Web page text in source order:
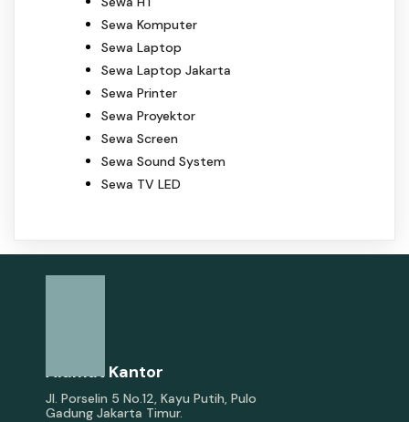
Sewa Komputer
Sewa Laptop
Sewa Laptop Jakarta
Sewa Printer
Sewa Proyektor
Sewa Screen
Sewa Sound System
Sewa TV LED
Alamat Kantor
Jl. Porselin 5 No.12, Kayu Putih, Pulo
Gadung Jakarta Timur.